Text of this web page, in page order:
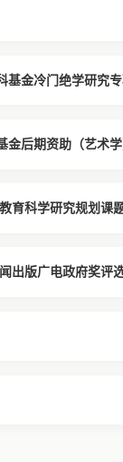
基金冷门绝学研究
金后期资助（艺术
育科学研究规划课
出版广电政府奖评